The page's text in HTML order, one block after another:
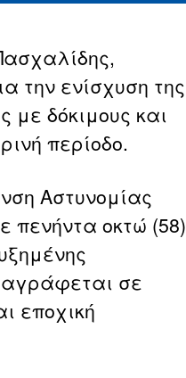
την ενίσχυση της
με δόκιμους και
περίοδο.
Αστυνομίας
πενήντα οκτώ (58)
σε
εποχική